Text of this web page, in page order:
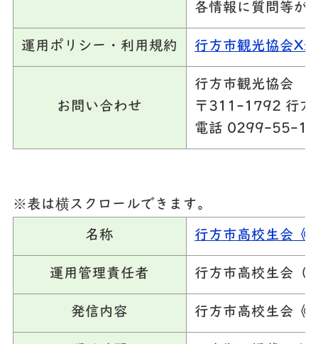
各情報に質問等が
運用ポリシー・利用規約 行方市観光協会X
お問い合わせ
行方市観光協会
〒311-1792 行
電話 0299-55-
※表は横スクロールできます。
名称 行方市高校生会《
運用管理責任者 行方市高校生会（
発信内容 行方市高校生会《